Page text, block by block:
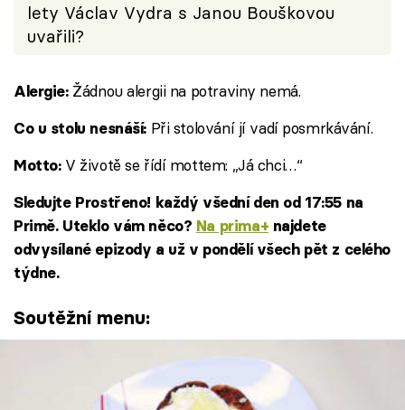
lety Václav Vydra s Janou Bouškovou
uvařili?
Alergie:Žádnou alergii na potraviny nemá.
Co u stolu nesnáší:Při stolování jí vadí posmrkávání.
Motto:V životě se řídí mottem: „Já chci…“
Sledujte Prostřeno! každý všední den od 17:55 na
Primě. Uteklo vám něco? Na prima+ najdete
odvysílané epizody a už v pondělí všech pět z celého
týdne.
Soutěžní menu: